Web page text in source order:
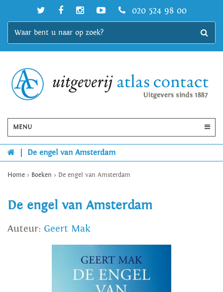
020 524 98 00
MENU
De engel van Amsterdam
Home > Boeken > De engel van Amsterdam
De engel van Amsterdam
Auteur: Geert Mak